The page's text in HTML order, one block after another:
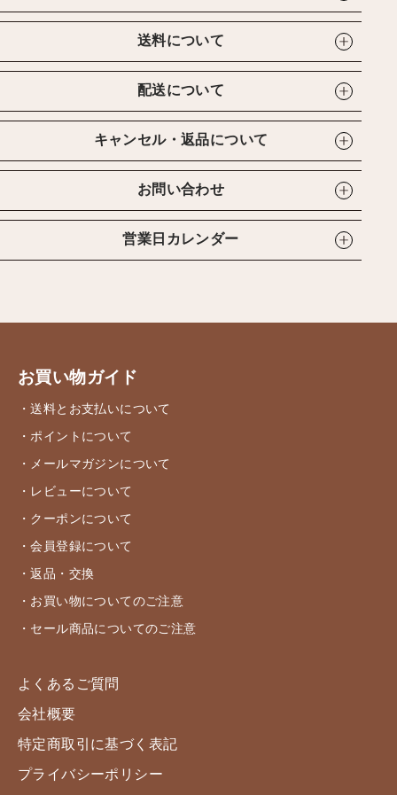
送料について
配送について
キャンセル・返品について
お問い合わせ
営業日カレンダー
お買い物ガイド
・送料とお支払いについて
・ポイントについて
・メールマガジンについて
・レビューについて
・クーポンについて
・会員登録について
・返品・交換
・お買い物についてのご注意
・セール商品についてのご注意
よくあるご質問
会社概要
特定商取引に基づく表記
プライバシーポリシー